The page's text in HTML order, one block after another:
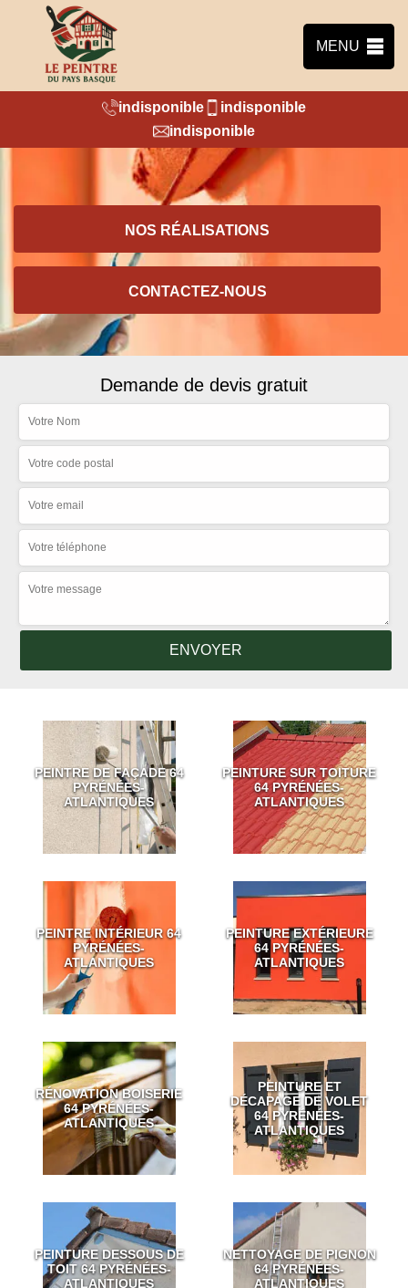
MENU
indisponible
indisponible
indisponible
NOS RÉALISATIONS
CONTACTEZ-NOUS
Demande de devis gratuit
PEINTRE DE FAÇADE 64
PYRÉNÉES-
ATLANTIQUES
PEINTURE SUR TOITURE
64 PYRÉNÉES-
ATLANTIQUES
PEINTRE INTÉRIEUR 64
PYRÉNÉES-
ATLANTIQUES
PEINTURE EXTÉRIEURE
64 PYRÉNÉES-
ATLANTIQUES
RÉNOVATION BOISERIE
64 PYRÉNÉES-
ATLANTIQUES
PEINTURE ET
DÉCAPAGE DE VOLET
64 PYRÉNÉES-
ATLANTIQUES
PEINTURE DESSOUS DE
TOIT 64 PYRÉNÉES-
ATLANTIQUES
NETTOYAGE DE PIGNON
64 PYRÉNÉES-
ATLANTIQUES